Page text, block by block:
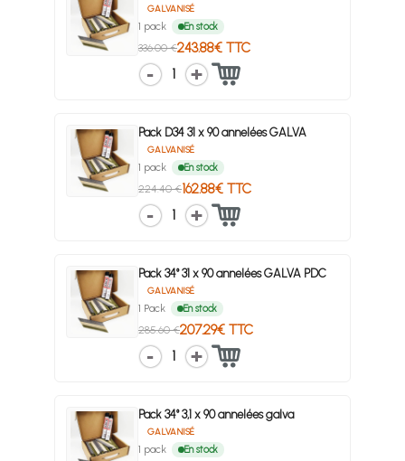
GALVANISÉ
1 pack En stock
336.00 €243.88€ TTC
1
Pack D34 31 x 90 annelées GALVA
GALVANISÉ
1 pack En stock
224.40 €162.88€ TTC
1
Pack 34° 31 x 90 annelées GALVA PDC
GALVANISÉ
1 Pack En stock
285.60 €207.29€ TTC
1
Pack 34° 3,1 x 90 annelées galva
GALVANISÉ
1 pack En stock